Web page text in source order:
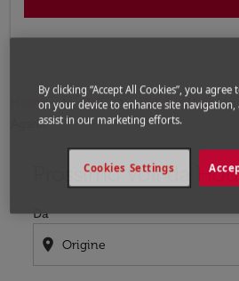
Home Voli Voli per Marocco
Agadir
Prossimo voli da
Da
location_on
Prova ad aggiornare il tuo
By clicking “Accept All Cookies”, you
on your device to enhance site navigation,
assist in our marketing efforts.
Cookies Settings